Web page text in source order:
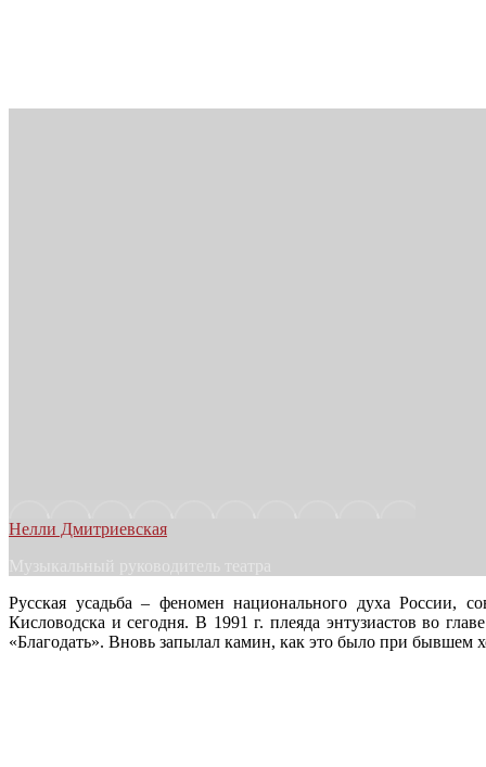
Нелли Дмитриевская
Русская усадьба – феномен национального духа России,
Кисловодска и сегодня. В 1991 г. плеяда энтузиастов во
«Благодать». Вновь запылал камин, как это было при бывшем